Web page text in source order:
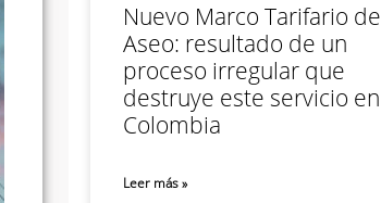
Nuevo Marco Tarifario de
Aseo: resultado de un
proceso irregular que
destruye este servicio en
Colombia
Leer más »